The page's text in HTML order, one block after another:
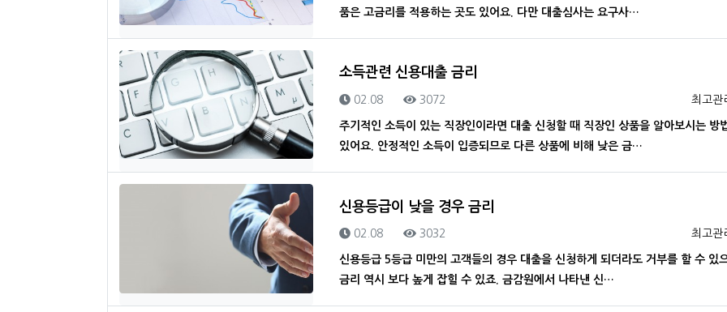
품은 고금리를 적용하는 곳도 있어요. 다만 대출심사는 요구사…
소득관련 신용대출 금리
등록자
최고관
등록일
02.08 조회
3072
주기적인 소득이 있는 직장인이라면 대출 신청할 때 직장인 상품을 알아보시는 방
있어요. 안정적인 소득이 입증되므로 다른 상품에 비해 낮은 금…
신용등급이 낮을 경우 금리
등록자
최고관
등록일
02.08 조회
3032
신용등급 5등급 미만의 고객들의 경우 대출을 신청하게 되더라도 거부를 할 수 있으
금리 역시 보다 높게 잡힐 수 있죠. 금감원에서 나타낸 신…